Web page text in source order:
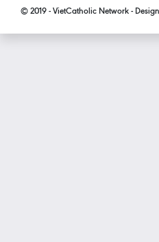
© 2019 - VietCatholic Network -